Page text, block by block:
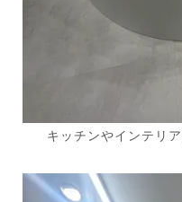
キッチンやインテリ